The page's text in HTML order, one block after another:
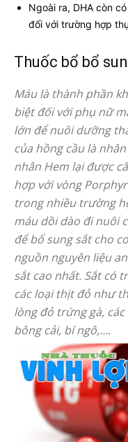
Ngoài ra, DHA còn
đối với trường hợp
Thuốc bổ bổ
Máu là thành phần
biệt đối với phụ nữ
lớn để nuôi dưỡng
của hồng cầu là
nhân Hem lại được
hợp với vòng
trong nhiều trường
máu dồi dào đi nuôi
để bổ sung sắt cho
nguồn nguyên liệu
sắt cao nhất. Sắt có
các loại thịt đỏ như
lòng đỏ trứng gà,
bông cải, bí ngô,….